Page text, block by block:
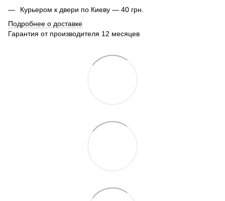
Курьером к двери по Киеву — 40 грн.
Подробнее о доставке
Гарантия от производителя 12 месяцев